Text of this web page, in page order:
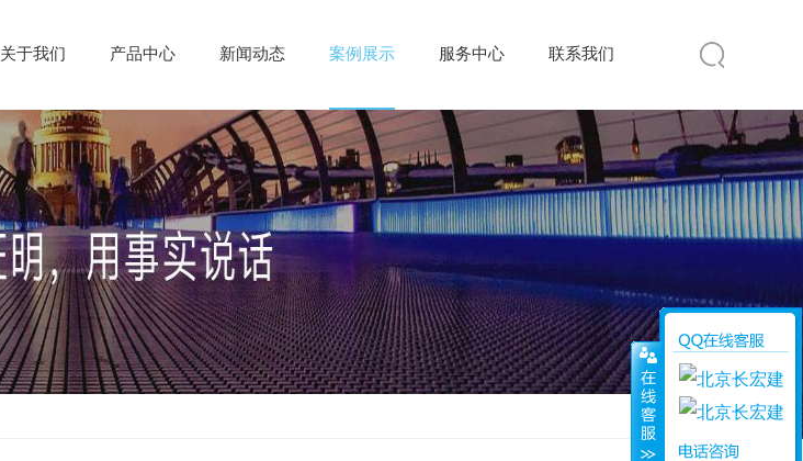
关于我们 产品中心 新闻动态 案例展示 服务中心 联系我们